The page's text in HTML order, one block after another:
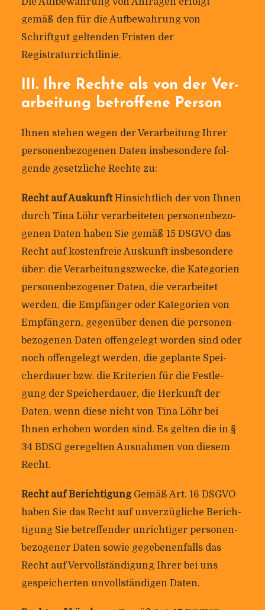
gemäß den für die Auf­be­wah­rung von
Schriftgut gel­tenden Fristen der
Registraturrichtlinie.
III. Ihre Rechte als von der Ver­
ar­bei­tung betrof­fene Person
Ihnen stehen wegen der Ver­ar­bei­tung Ihrer
per­so­nen­be­zo­genen Daten ins­be­son­dere fol­
gende gesetz­liche Rechte zu:
Recht auf Aus­kunftHin­sicht­lich der von Ihnen
durch Tina Löhr ver­ar­bei­teten per­so­nen­be­zo­
genen Daten haben Sie gemäß 15 DSGVO das
Recht auf kos­ten­freie Aus­kunft ins­be­son­dere
über: die Ver­ar­bei­tungs­zwecke, die Kate­go­rien
per­so­nen­be­zo­gener Daten, die ver­ar­beitet
werden, die Emp­fänger oder Kate­go­rien von
Emp­fän­gern, gegen­über denen die per­so­nen­
be­zo­genen Daten offen­ge­legt worden sind oder
noch offen­ge­legt werden, die geplante Spei­
cher­dauer bzw. die Kri­te­rien für die Fest­le­
gung der Spei­cher­dauer, die Her­kunft der
Daten, wenn diese nicht von Tina Löhr bei
Ihnen erhoben worden sind. Es gelten die in §
34 BDSG gere­gelten Aus­nahmen von diesem
Recht.
Recht auf Berich­ti­gung Gemäß Art. 16 DSGVO
haben Sie das Recht auf unver­züg­liche Berich­
ti­gung Sie betref­fender unrich­tiger per­so­nen­
be­zo­gener Daten sowie gege­be­nen­falls das
Recht auf Ver­voll­stän­di­gung Ihrer bei uns
gespei­cherten unvoll­stän­digen Daten.